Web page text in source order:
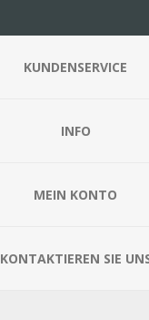
KUNDENSERVICE
INFO
MEIN KONTO
KONTAKTIEREN SIE